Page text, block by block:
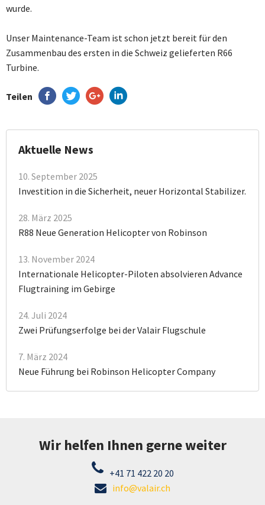
wurde.
Unser Maintenance-Team ist schon jetzt bereit für den
Zusammenbau des ersten in die Schweiz gelieferten R66
Turbine.
Teilen
Aktuelle News
Investition in die Sicherheit, neuer Horizontal Stabilizer.
10. September 2025
R88 Neue Generation Helicopter von Robinson
28. März 2025
Internationale Helicopter-Piloten absolvieren Advance
Flugtraining im Gebirge
13. November 2024
Zwei Prüfungserfolge bei der Valair Flugschule
24. Juli 2024
Neue Führung bei Robinson Helicopter Company
7. März 2024
Wir helfen Ihnen gerne weiter
+41 71 422 20 20
info@valair.ch